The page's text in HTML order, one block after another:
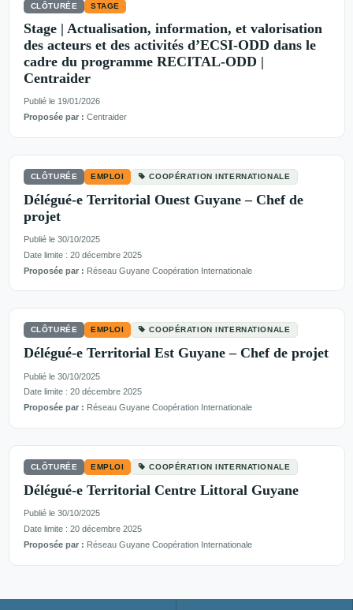
CLÔTURÉE STAGE
Stage | Actualisation, information, et valorisation
des acteurs et des activités d’ECSI-ODD dans le
cadre du programme RECITAL-ODD |
Centraider
Publié le 19/01/2026
Proposée par : Centraider
CLÔTURÉE EMPLOI COOPÉRATION INTERNATIONALE
Délégué-e Territorial Ouest Guyane – Chef de
projet
Publié le 30/10/2025
Date limite : 20 décembre 2025
Proposée par : Réseau Guyane Coopération Internationale
CLÔTURÉE EMPLOI COOPÉRATION INTERNATIONALE
Délégué-e Territorial Est Guyane – Chef de projet
Publié le 30/10/2025
Date limite : 20 décembre 2025
Proposée par : Réseau Guyane Coopération Internationale
CLÔTURÉE EMPLOI COOPÉRATION INTERNATIONALE
Délégué-e Territorial Centre Littoral Guyane
Publié le 30/10/2025
Date limite : 20 décembre 2025
Proposée par : Réseau Guyane Coopération Internationale